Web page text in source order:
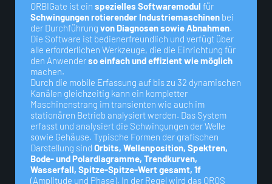
ORBIGate ist ein spezielles Softwaremodul für
Schwingungen rotierender Industriemaschinen bei
der Durchführung von Diagnosen sowie Abnahmen.
Die Software ist bedienerfreundlich und verfügt über
alle erforderlichen Werkzeuge, die die Einrichtung für
den Anwenderso einfach und effizient wie möglich
machen.
Durch die mobile Erfassung auf bis zu 32 dynamischen
Kanälen gleichzeitig kann ein kompletter
Maschinenstrang im transienten wie auch im
stationären Betrieb analysiert werden. Das System
erfasst und analysiert die Schwingungen der Welle
sowie Gehäuse. Typische Formen der grafischen
Darstellung sind Orbits, Wellenposition, Spektren,
Bode- und Polardiagramme, Trendkurven,
Wasserfall, Spitze-Spitze-Wert gesamt, 1f
(Amplitude und Phase). In der Regel wird das OROS